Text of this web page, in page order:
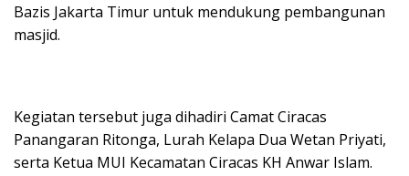
Bazis Jakarta Timur untuk mendukung pembangunan
masjid.
Kegiatan tersebut juga dihadiri Camat Ciracas
Panangaran Ritonga, Lurah Kelapa Dua Wetan Priyati,
serta Ketua MUI Kecamatan Ciracas KH Anwar Islam.